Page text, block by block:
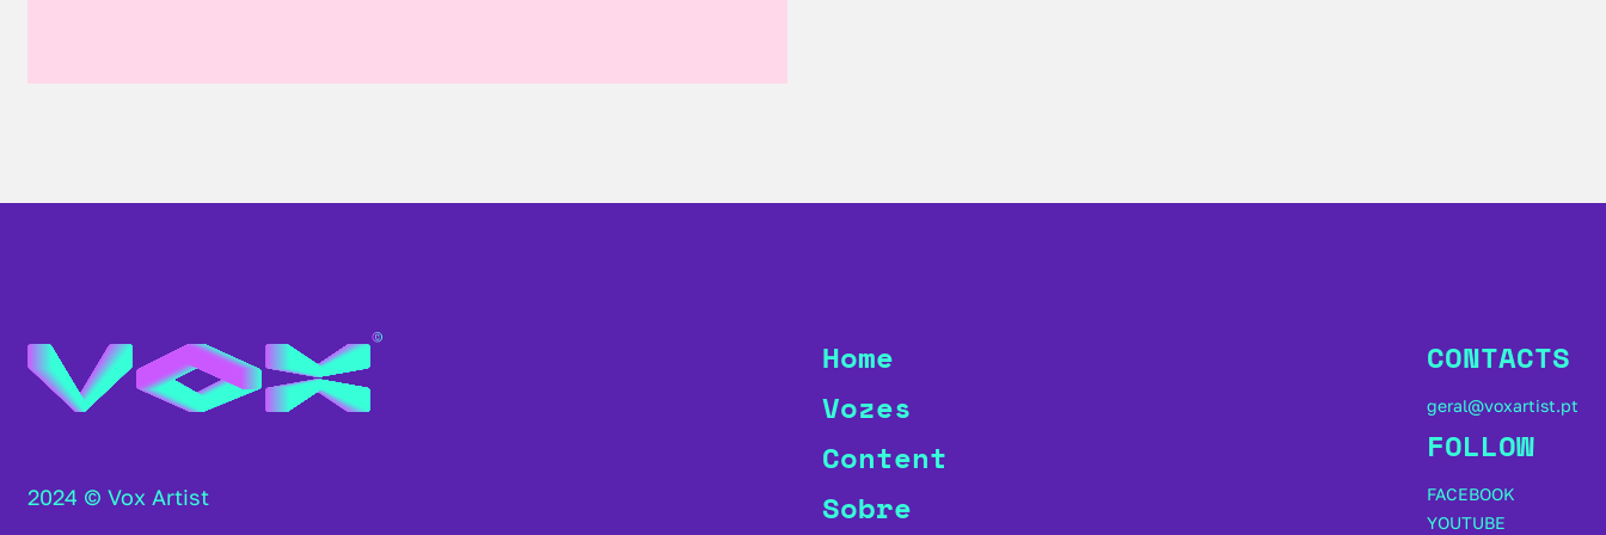
2024 © Vox Artist
Home
Vozes
Content
Sobre
CONTACTS
geral@voxartist.pt
FOLLOW
FACEBOOK
YOUTUBE